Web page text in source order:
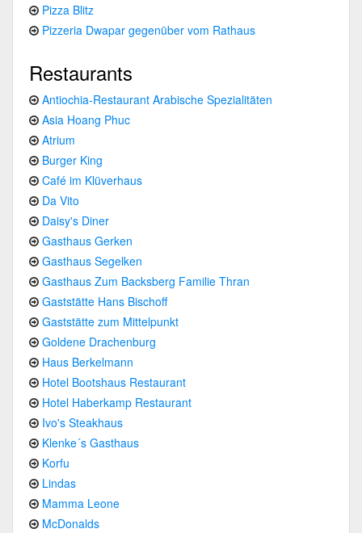
Pizza Blitz
Pizzeria Dwapar gegenüber vom Rathaus
Restaurants
Antiochia-Restaurant Arabische Spezialitäten
Asia Hoang Phuc
Atrium
Burger King
Café im Klüverhaus
Da Vito
Daisy's Diner
Gasthaus Gerken
Gasthaus Segelken
Gasthaus Zum Backsberg Familie Thran
Gaststätte Hans Bischoff
Gaststätte zum Mittelpunkt
Goldene Drachenburg
Haus Berkelmann
Hotel Bootshaus Restaurant
Hotel Haberkamp Restaurant
Ivo's Steakhaus
Klenke´s Gasthaus
Korfu
Lindas
Mamma Leone
McDonalds